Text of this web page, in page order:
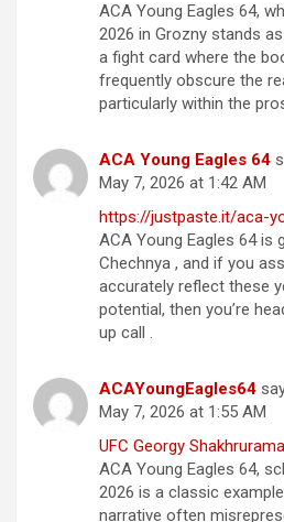
ACA Young Eagles 64,
2026 in Grozny stands
a fight card where the
frequently obscure the
particularly within the
ACA Young Eagles 64
May 7, 2026 at 1:42 AM
https://justpaste.it/aca-
ACA Young Eagles 64 is
Chechnya , and if you
accurately reflect these
potential, then you’re
up call .
ACAYoungEagles64
May 7, 2026 at 1:55 AM
UFC Georgy
ACA Young Eagles 64,
2026 is a classic
narrative often